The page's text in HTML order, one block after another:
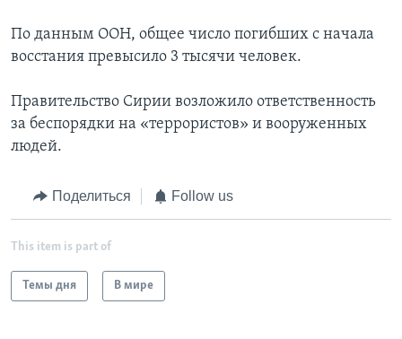
По данным ООН, общее число погибших с начала
восстания превысило 3 тысячи человек.
Правительство Сирии возложило ответственность
за беспорядки на «террористов» и вооруженных
людей.
Поделиться Follow us
This item is part of
Темы дня В мире